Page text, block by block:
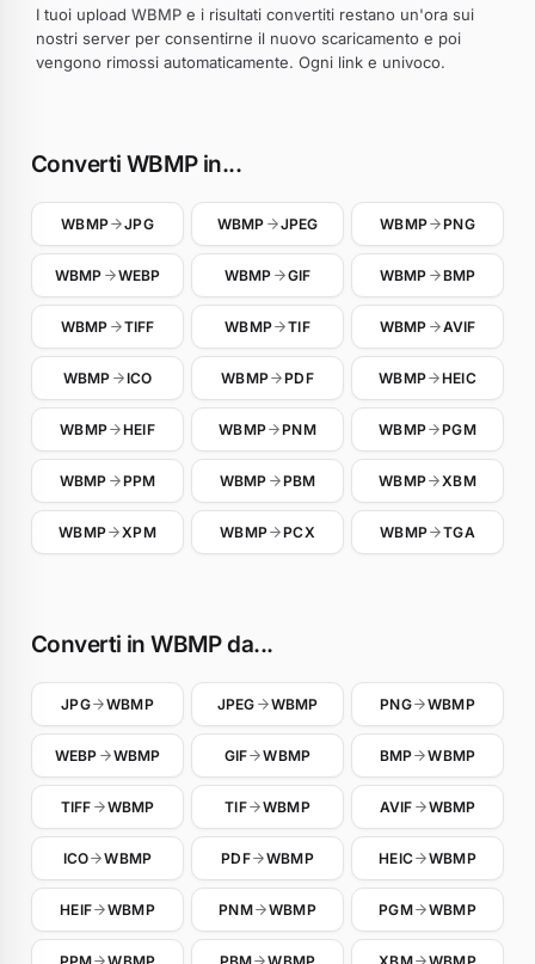
I tuoi upload WBMP e i risultati convertiti restano un'ora sui
nostri server per consentirne il nuovo scaricamento e poi
vengono rimossi automaticamente. Ogni link e univoco.
Converti WBMP in...
WBMP JPG WBMP JPEG WBMP PNG
WBMP WEBP WBMP GIF WBMP BMP
WBMP TIFF WBMP TIF WBMP AVIF
WBMP ICO WBMP PDF WBMP HEIC
WBMP HEIF WBMP PNM WBMP PGM
WBMP PPM WBMP PBM WBMP XBM
WBMP XPM WBMP PCX WBMP TGA
Converti in WBMP da...
JPG WBMP JPEG WBMP PNG WBMP
WEBP WBMP GIF WBMP BMP WBMP
TIFF WBMP TIF WBMP AVIF WBMP
ICO WBMP PDF WBMP HEIC WBMP
HEIF WBMP PNM WBMP PGM WBMP